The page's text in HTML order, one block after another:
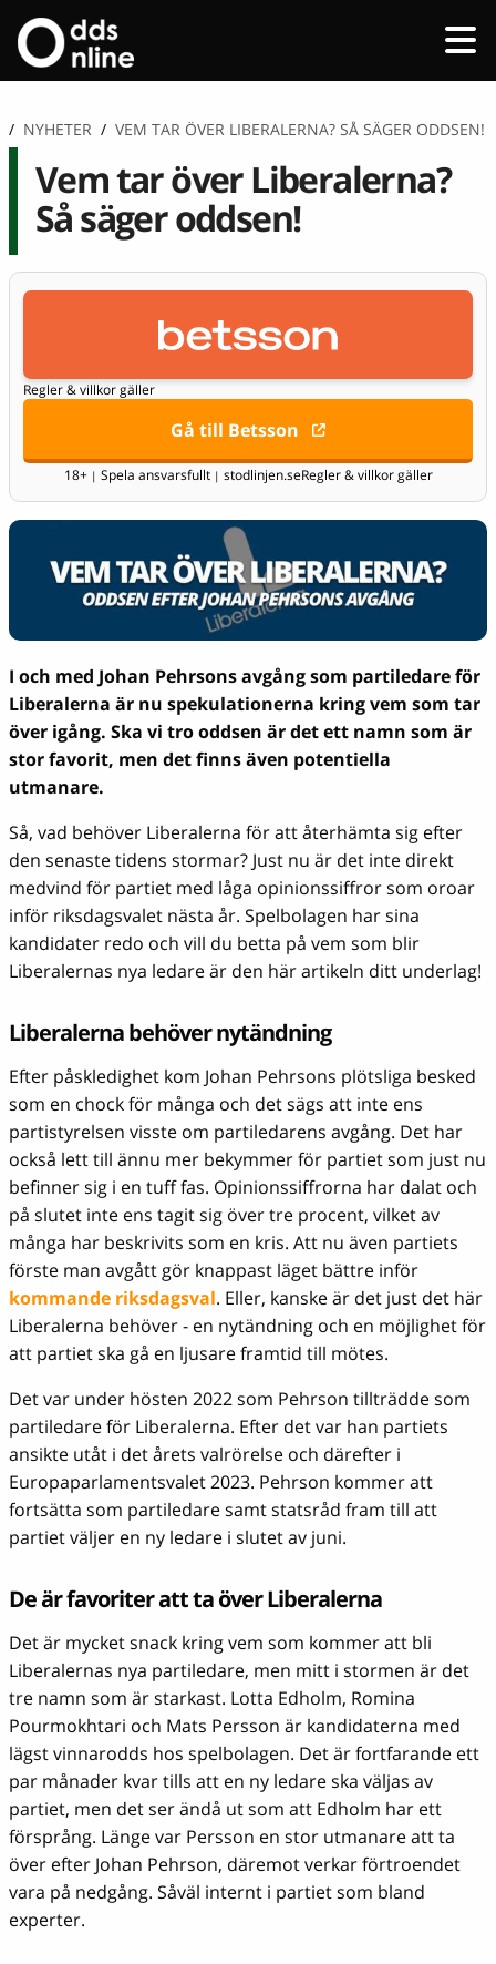
/ NYHETER / VEM TAR ÖVER LIBERALERNA? SÅ SÄGER ODDSEN!
Vem tar över Liberalerna?
Så säger oddsen!
Regler & villkor gäller
Gå till Betsson
18+ | Spela ansvarsfullt | stodlinjen.seRegler & villkor gäller
I och med Johan Pehrsons avgång som partiledare för
Liberalerna är nu spekulationerna kring vem som tar
över igång. Ska vi tro oddsen är det ett namn som är
stor favorit, men det finns även potentiella
utmanare.
Så, vad behöver Liberalerna för att återhämta sig efter
den senaste tidens stormar? Just nu är det inte direkt
medvind för partiet med låga opinionssiffror som oroar
inför riksdagsvalet nästa år. Spelbolagen har sina
kandidater redo och vill du betta på vem som blir
Liberalernas nya ledare är den här artikeln ditt underlag!
Liberalerna behöver nytändning
Efter påskledighet kom Johan Pehrsons plötsliga besked
som en chock för många och det sägs att inte ens
partistyrelsen visste om partiledarens avgång. Det har
också lett till ännu mer bekymmer för partiet som just nu
befinner sig i en tuff fas. Opinionssiffrorna har dalat och
på slutet inte ens tagit sig över tre procent, vilket av
många har beskrivits som en kris. Att nu även partiets
förste man avgått gör knappast läget bättre inför
kommande riksdagsval. Eller, kanske är det just det här
Liberalerna behöver - en nytändning och en möjlighet för
att partiet ska gå en ljusare framtid till mötes.
Det var under hösten 2022 som Pehrson tillträdde som
partiledare för Liberalerna. Efter det var han partiets
ansikte utåt i det årets valrörelse och därefter i
Europaparlamentsvalet 2023. Pehrson kommer att
fortsätta som partiledare samt statsråd fram till att
partiet väljer en ny ledare i slutet av juni.
De är favoriter att ta över Liberalerna
Det är mycket snack kring vem som kommer att bli
Liberalernas nya partiledare, men mitt i stormen är det
tre namn som är starkast. Lotta Edholm, Romina
Pourmokhtari och Mats Persson är kandidaterna med
lägst vinnarodds hos spelbolagen. Det är fortfarande ett
par månader kvar tills att en ny ledare ska väljas av
partiet, men det ser ändå ut som att Edholm har ett
försprång. Länge var Persson en stor utmanare att ta
över efter Johan Pehrson, däremot verkar förtroendet
vara på nedgång. Såväl internt i partiet som bland
experter.